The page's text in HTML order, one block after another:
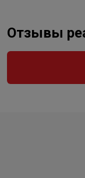
Отзывы